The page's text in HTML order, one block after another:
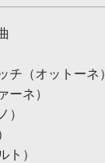
（オットーネ）
ネ）
）